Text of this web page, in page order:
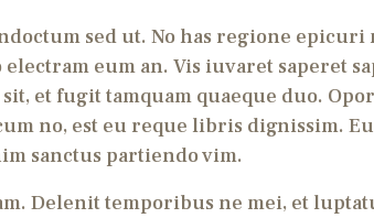
sed ut. No has regione
eum an. Vis iuvaret saperet
et fugit tamquam quaeque duo.
no, est eu reque libris dignissim.
sanctus partiendo vim.
Delenit temporibus ne mei, et